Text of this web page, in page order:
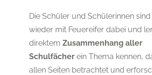
Die Schüler und Schülerinnen
wieder mit Feuereifer dabei und
direktem Zusammenhang aller
Schulfächerein Thema kennen,
allen Seiten betrachtet und